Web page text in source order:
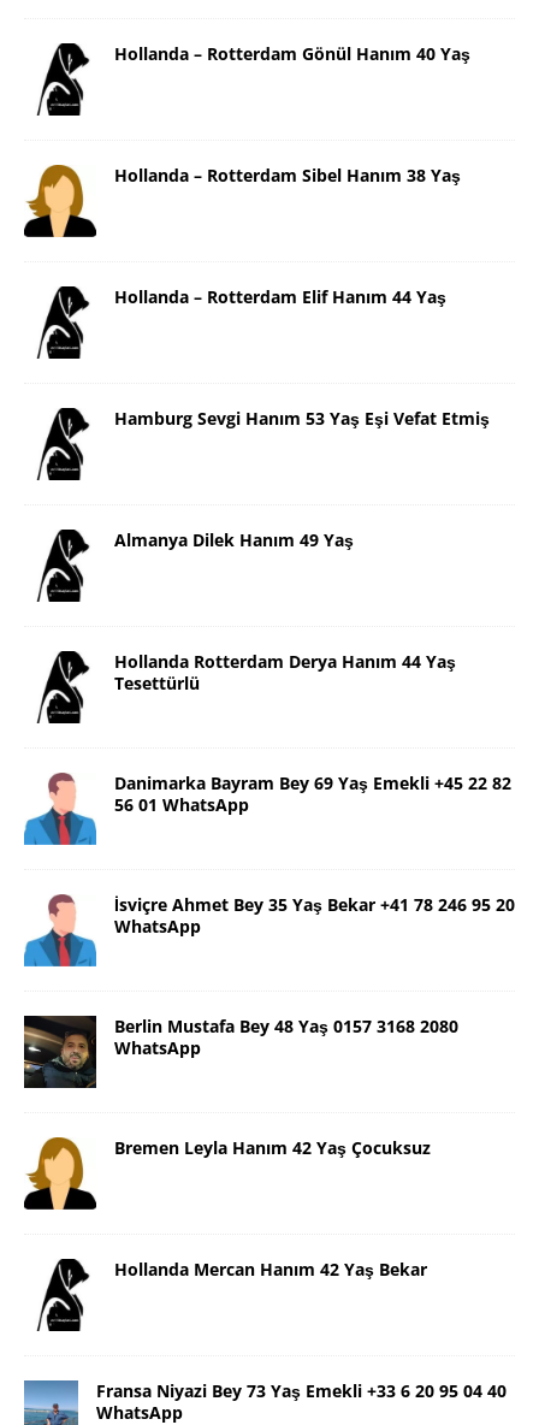
Hollanda – Rotterdam Gönül Hanım 40 Yaş
Hollanda – Rotterdam Sibel Hanım 38 Yaş
Hollanda – Rotterdam Elif Hanım 44 Yaş
Hamburg Sevgi Hanım 53 Yaş Eşi Vefat Etmiş
Almanya Dilek Hanım 49 Yaş
Hollanda Rotterdam Derya Hanım 44 Yaş
Tesettürlü
Danimarka Bayram Bey 69 Yaş Emekli +45 22 82
56 01 WhatsApp
İsviçre Ahmet Bey 35 Yaş Bekar +41 78 246 95 20
WhatsApp
Berlin Mustafa Bey 48 Yaş 0157 3168 2080
WhatsApp
Bremen Leyla Hanım 42 Yaş Çocuksuz
Hollanda Mercan Hanım 42 Yaş Bekar
Fransa Niyazi Bey 73 Yaş Emekli +33 6 20 95 04 40
WhatsApp